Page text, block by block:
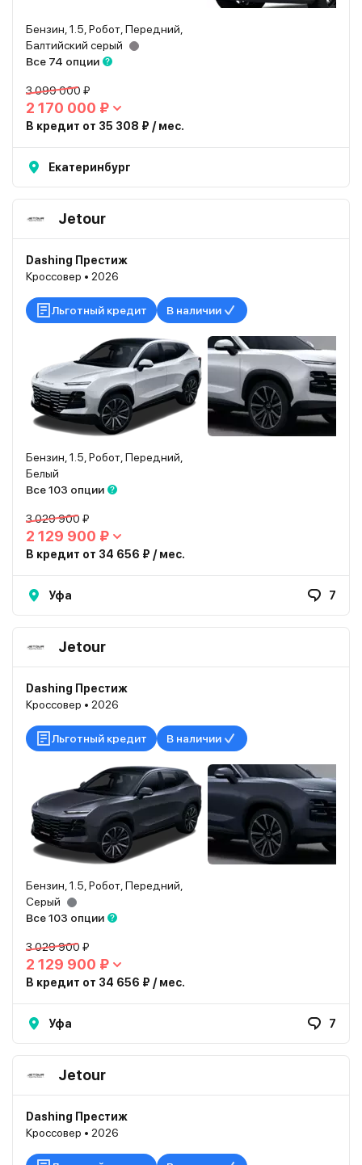
Бензин, 1.5, Робот, Передний,
Балтийский серый
Все 74 опции
3 099 000 ₽
2 170 000 ₽
В кредит от 35 308 ₽ / мес.
Екатеринбург
Jetour
Dashing Престиж
Кроссовер • 2026
Льготный кредит В наличии
Бензин, 1.5, Робот, Передний,
Белый
Все 103 опции
3 029 900 ₽
2 129 900 ₽
В кредит от 34 656 ₽ / мес.
Уфа 7
Jetour
Dashing Престиж
Кроссовер • 2026
Льготный кредит В наличии
Бензин, 1.5, Робот, Передний,
Серый
Все 103 опции
3 029 900 ₽
2 129 900 ₽
В кредит от 34 656 ₽ / мес.
Уфа 7
Jetour
Dashing Престиж
Кроссовер • 2026